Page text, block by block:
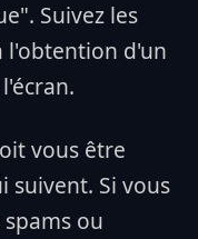
Suivez les
l'obtention d'un
vous être
suivent. Si vous
ou